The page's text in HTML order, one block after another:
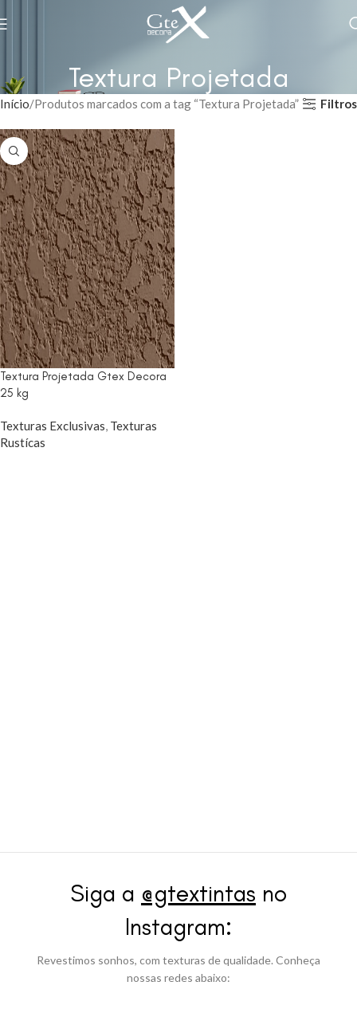
Textura Projetada
Início Produtos marcados com a tag “Textura Projetada” Filtros
Textura Projetada Gtex Decora
25 kg
Texturas Exclusivas, Texturas
Rustícas
Siga a @gtextintas no
Instagram:
Revestimos sonhos, com texturas de qualidade. Conheça
nossas redes abaixo: